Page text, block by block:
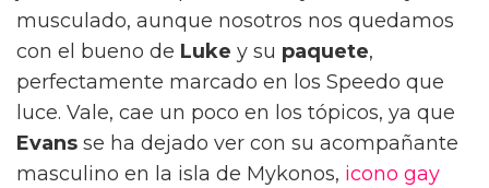
musculado, aunque nosotros nos quedamos
con el bueno de Luke y su paquete,
perfectamente marcado en los Speedo que
luce. Vale, cae un poco en los tópicos, ya que
Evans se ha dejado ver con su acompañante
masculino en la isla de Mykonos, icono gay